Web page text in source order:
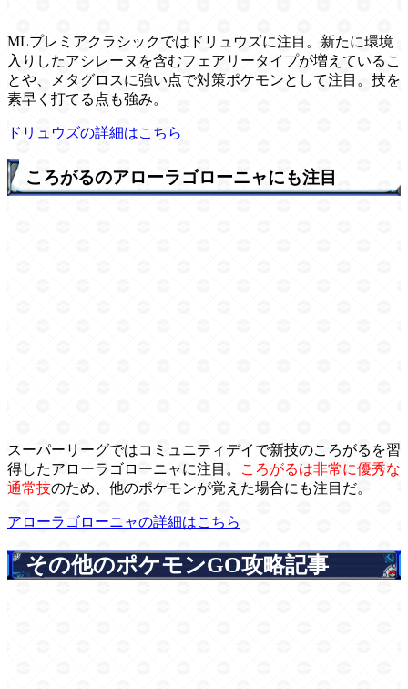
MLプレミアクラシックではドリュウズに注目。新たに環境
入りしたアシレーヌを含むフェアリータイプが増えているこ
とや、メタグロスに強い点で対策ポケモンとして注目。技を
素早く打てる点も強み。
ドリュウズの詳細はこちら
ころがるのアローラゴローニャにも注目
スーパーリーグではコミュニティデイで新技のころがるを習
得したアローラゴローニャに注目。
ころがるは非常に優秀な
通常技のため、他のポケモンが覚えた場合にも注目だ。
アローラゴローニャの詳細はこちら
その他のポケモンGO攻略記事